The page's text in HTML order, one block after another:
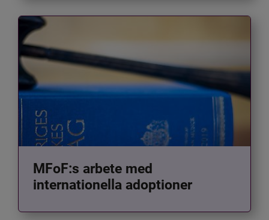
MFoF:s arbete med
internationella adoptioner